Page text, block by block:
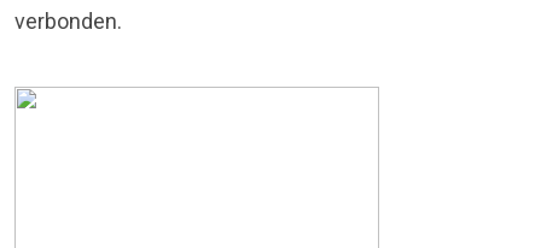
verbonden.